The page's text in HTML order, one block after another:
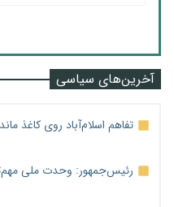
آخرین‌های سیاسی
تفاهم اسلام‌آباد روی کاغذ
رئیس‌جمهور: وحدت ملی